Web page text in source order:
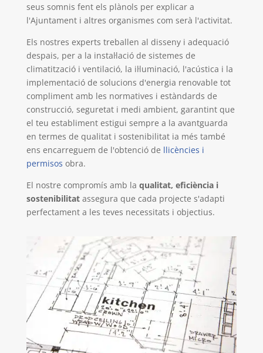
seus somnis fent els plànols per explicar a
l'Ajuntament i altres organismes com serà l'activitat.
Els nostres experts treballen al disseny i adequació
despais, per a la instal·lació de sistemes de
climatització i ventilació, la il·luminació, l'acústica i la
implementació de solucions d'energia renovable tot
compliment amb les normatives i estàndards de
construcció, seguretat i medi ambient, garantint que
el teu establiment estigui sempre a la avantguarda
en termes de qualitat i sostenibilitatia més també
ens encarreguem de l'obtenció de llicències i
permisos obra.
El nostre compromís amb la qualitat, eficiència i
sostenibilitatassegura que cada projecte s'adapti
perfectament a les teves necessitats i objectius.